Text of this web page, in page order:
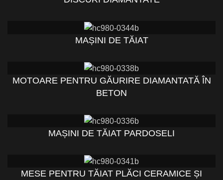
MAȘINI DE TĂIAT
MOTOARE PENTRU GĂURIRE DIAMANTATĂ ÎN
BETON
MAȘINI DE TĂIAT PARDOSELI
MESE PENTRU TĂIAT PLĂCI CERAMICE ȘI